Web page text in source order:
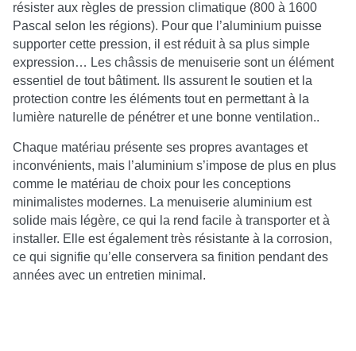
résister aux règles de pression climatique (800 à 1600
Pascal selon les régions). Pour que l’aluminium puisse
supporter cette pression, il est réduit à sa plus simple
expression… Les châssis de menuiserie sont un élément
essentiel de tout bâtiment.
Ils assurent le soutien et la
protection contre les éléments tout en permettant à la
lumière naturelle de pénétrer et une bonne ventilation..
Chaque matériau présente ses propres avantages et
inconvénients, mais l’aluminium s’impose de plus en plus
comme le matériau de choix pour les conceptions
minimalistes modernes. La menuiserie aluminium est
solide mais légère, ce qui la rend facile à transporter et à
installer. Elle est également très résistante à la corrosion,
ce qui signifie qu’elle conservera sa finition pendant des
années avec un entretien minimal.